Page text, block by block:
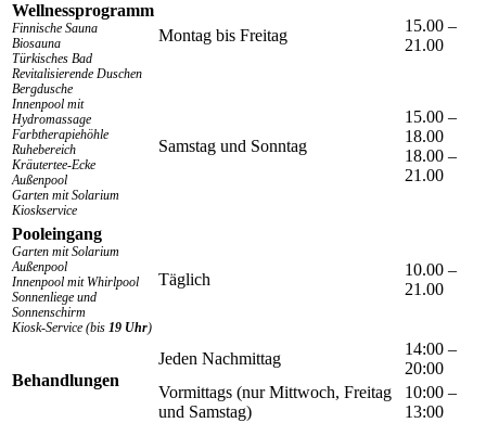
Wellnessprogramm
Finnische Sauna
Biosauna
Türkisches Bad
Revitalisierende Duschen
Bergdusche
Innenpool mit
Hydromassage
Farbtherapiehöhle
Ruhebereich
Kräutertee-Ecke
Außenpool
Garten mit Solarium
Kioskservice
Montag bis Freitag
15.00 –
21.00
Samstag und Sonntag
15.00 –
18.00
18.00 –
21.00
Pooleingang
Garten mit Solarium
Außenpool
Innenpool mit Whirlpool
Sonnenliege und
Sonnenschirm
Kiosk-Service (bis 19 Uhr)
Täglich
10.00 –
21.00
Behandlungen
Jeden Nachmittag
14:00 –
20:00
Vormittags (nur Mittwoch, Freitag
und Samstag)
10:00 –
13:00